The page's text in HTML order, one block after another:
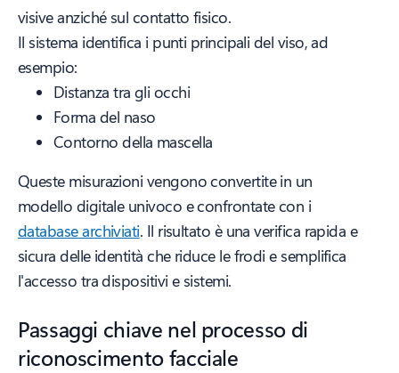
visive anziché sul contatto fisico.
Il sistema identifica i punti principali del viso, ad
esempio:
Distanza tra gli occhi
Forma del naso
Contorno della mascella
Queste misurazioni vengono convertite in un
modello digitale univoco e confrontate con i
database archiviati. Il risultato è una verifica rapida e
sicura delle identità che riduce le frodi e semplifica
l'accesso tra dispositivi e sistemi.
Passaggi chiave nel processo di
riconoscimento facciale